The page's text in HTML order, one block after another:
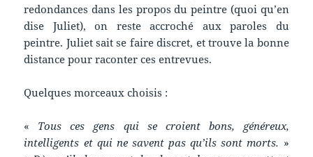
redondances dans les propos du peintre (quoi qu’en
dise Juliet), on reste accroché aux paroles du
peintre. Juliet sait se faire discret, et trouve la bonne
distance pour raconter ces entrevues.
Quelques morceaux choisis :
« Tous ces gens qui se croient bons, généreux,
intelligents et qui ne savent pas qu’ils sont morts. »